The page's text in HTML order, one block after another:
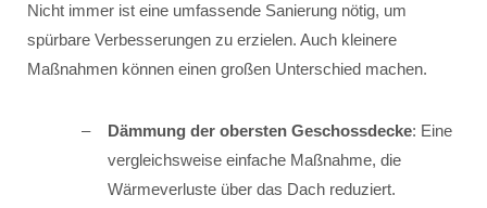
Nicht immer ist eine umfassende Sanierung nötig, um
spürbare Verbesserungen zu erzielen. Auch kleinere
Maßnahmen können einen großen Unterschied machen.
Dämmung der obersten Geschossdecke: Eine
vergleichsweise einfache Maßnahme, die
Wärmeverluste über das Dach reduziert.